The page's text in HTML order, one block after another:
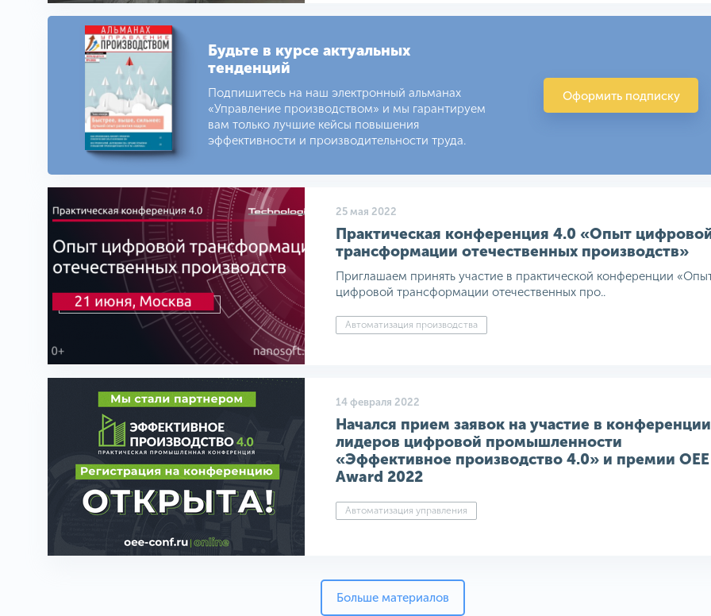
Будьте в курсе актуальных
тенденций
Подпишитесь на наш электронный альманах
«Управление производством» и мы гарантируем
вам только лучшие кейсы повышения
эффективности и производительности труда.
Оформить подписку
25 мая 2022
Практическая конференция 4.0 «Опыт
трансформации отечественных производств»
Приглашаем принять участие в практической конференции
цифровой трансформации отечественных про..
Автоматизация производства
14 февраля 2022
Начался прием заявок на участие в конференции
лидеров цифровой промышленности
«Эффективное производство 4.0» и премии OEE
Award 2022
Автоматизация управления
Больше материалов